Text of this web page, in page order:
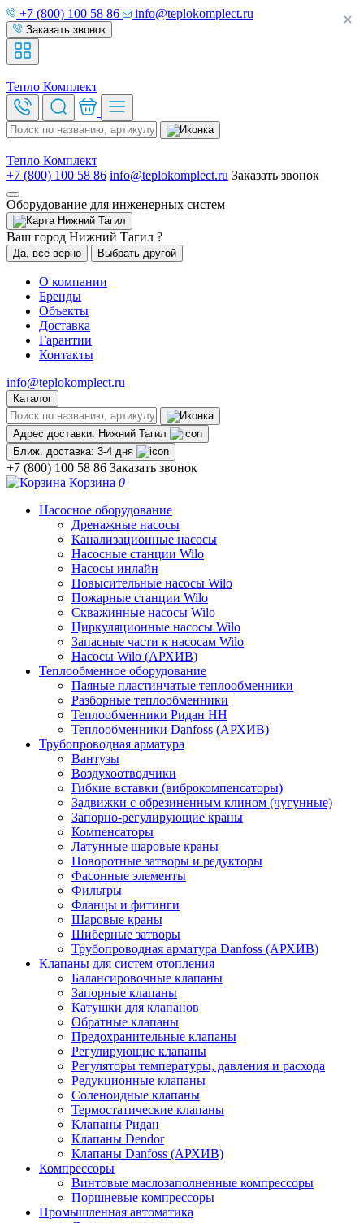
+7 (800) 100 58 86 info@teplokomplect.ru
Заказать звонок
Тепло Комплект
Тепло Комплект
+7 (800) 100 58 86 info@teplokomplect.ru Заказать звонок
Оборудование для инженерных систем
Нижний Тагил
Ваш город Нижний Тагил ?
Да, все верно Выбрать другой
О компании
Бренды
Объекты
Доставка
Гарантии
Контакты
info@teplokomplect.ru
Каталог
Адрес доставки: Нижний Тагил
Ближ. доставка: 3-4 дня
+7 (800) 100 58 86 Заказать звонок
Корзина 0
Насосное оборудование
Дренажные насосы
Канализационные насосы
Насосные станции Wilo
Насосы инлайн
Повысительные насосы Wilo
Пожарные станции Wilo
Скважинные насосы Wilo
Циркуляционные насосы Wilo
Запасные части к насосам Wilo
Насосы Wilo (АРХИВ)
Теплообменное оборудование
Паяные пластинчатые теплообменники
Разборные теплообменники
Теплообменники Ридан НН
Теплообменники Danfoss (АРХИВ)
Трубопроводная арматура
Вантузы
Воздухоотводчики
Гибкие вставки (виброкомпенсаторы)
Задвижки с обрезиненным клином (чугунные)
Запорно-регулирующие краны
Компенсаторы
Латунные шаровые краны
Поворотные затворы и редукторы
Фасонные элементы
Фильтры
Фланцы и фитинги
Шаровые краны
Шиберные затворы
Трубопроводная арматура Danfoss (АРХИВ)
Клапаны для систем отопления
Балансировочные клапаны
Запорные клапаны
Катушки для клапанов
Обратные клапаны
Предохранительные клапаны
Регулирующие клапаны
Регуляторы температуры, давления и расхода
Редукционные клапаны
Соленоидные клапаны
Термостатические клапаны
Клапаны Ридан
Клапаны Dendor
Клапаны Danfoss (АРХИВ)
Компрессоры
Винтовые маслозаполненные компрессоры
Поршневые компрессоры
Промышленная автоматика